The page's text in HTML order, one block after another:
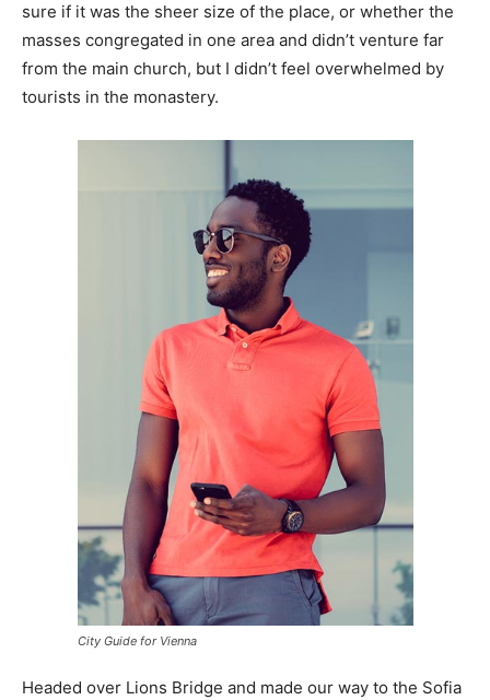
sure if it was the sheer size of the place, or whether the
masses congregated in one area and didn’t venture far
from the main church, but I didn’t feel overwhelmed by
tourists in the monastery.
City Guide for Vienna
Headed over Lions Bridge and made our way to the Sofia